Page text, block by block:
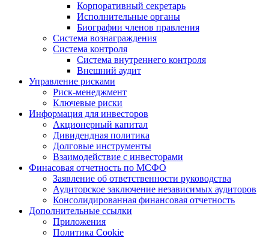
Корпоративный секретарь
Исполнительные органы
Биографии членов правления
Система вознаграждения
Система контроля
Система внутреннего контроля
Внешний аудит
Управление рисками
Риск-менеджмент
Ключевые риски
Информация для инвесторов
Акционерный капитал
Дивидендная политика
Долговые инструменты
Взаимодействие с инвеcторами
Финасовая отчетность по МСФО
Заявление об ответственности руководства
Аудиторское заключение независимых аудиторов
Консолидированная финансовая отчетность
Дополнительные ссылки
Приложения
Политика Cookie